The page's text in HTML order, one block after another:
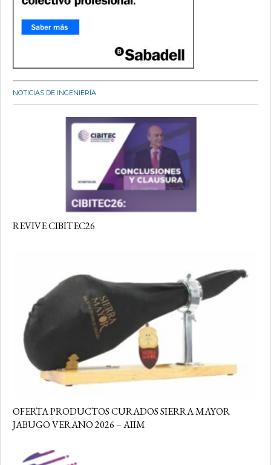
NOTICIAS DE INGENIERÍA
REVIVE CIBITEC26
OFERTA PRODUCTOS CURADOS SIERRA MAYOR
JABUGO VERANO 2026 – AIIM